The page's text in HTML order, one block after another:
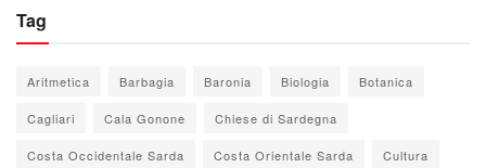
Tag
Aritmetica Barbagia Baronia Biologia Botanica
Cagliari Cala Gonone Chiese di Sardegna
Costa Occidentale Sarda Costa Orientale Sarda Cultura